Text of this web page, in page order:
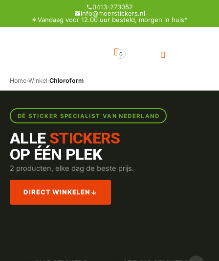
0413-273052
info@meerstickers.nl
Vandaag voor 12.00 uur besteld, morgen in huis*
0
Home›Winkel›Chloroform
DÉ STICKER SPECIALIST VAN NEDERLAND
ALLE STICKERS
OP ÉÉN PLEK
2 producten, elke dag de beste prijs.
DIRECT WINKELEN